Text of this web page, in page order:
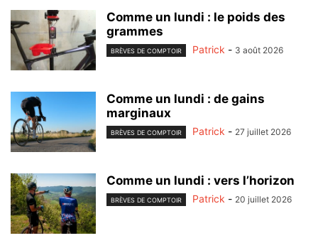
Comme un lundi : le poids des
grammes
BRÈVES DE COMPTOIR Patrick - 3 août 2026
Comme un lundi : de gains
marginaux
BRÈVES DE COMPTOIR Patrick - 27 juillet 2026
Comme un lundi : vers l’horizon
BRÈVES DE COMPTOIR Patrick - 20 juillet 2026